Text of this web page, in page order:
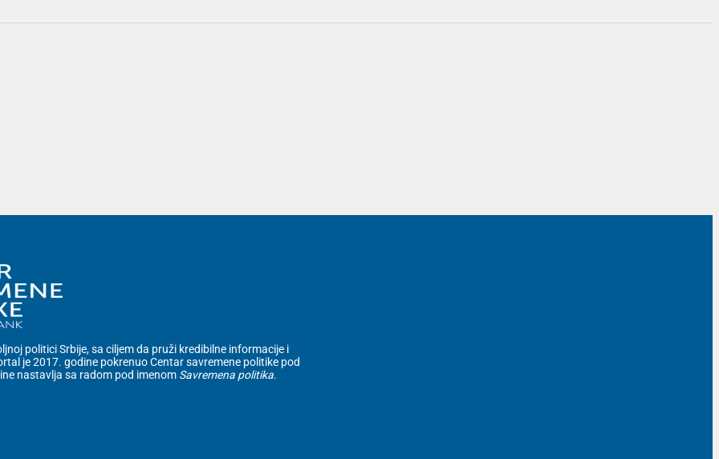
politici Srbije, sa ciljem da pruži kredibilne informacije i
je 2017. godine pokrenuo Centar savremene politike pod
nastavlja sa radom pod imenom Savremena politika.